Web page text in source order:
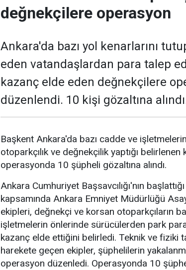
değnekçilere operasyon
Ankara'da bazı yol kenarlarını
eden vatandaşlardan para talep
kazanç elde eden değnekçilere
düzenlendi. 10 kişi gözaltına
Başkent Ankara'da bazı cadde ve
otoparkçılık ve değnekçilik yaptığı
operasyonda 10 şüpheli gözaltına alındı.
Ankara Cumhuriyet Başsavcılığı'nın
kapsamında Ankara Emniyet Müdürlüğü
ekipleri, değnekçi ve korsan otoparkçıların
işletmelerin önlerinde sürücülerden park
kazanç elde ettiğini belirledi. Teknik ve fiziki
harekete geçen ekipler, şüphelilerin
operasyon düzenledi. Operasyonda 10